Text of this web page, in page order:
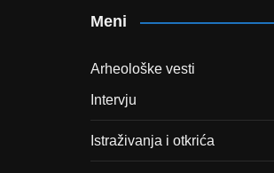
Meni
Arheološke vesti
Intervju
Istraživanja i otkrića